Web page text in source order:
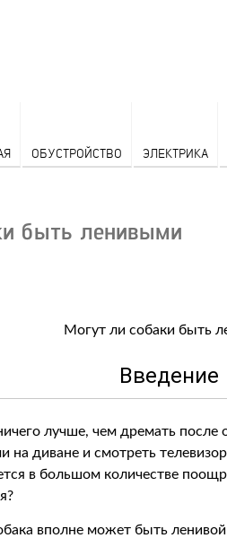
ОБУСТРОЙСТВО ЭЛЕКТРИКА
быть ленивыми
Введение
лучше, чем дремать
на диване и смотреть
в большом количестве
вполне может быть